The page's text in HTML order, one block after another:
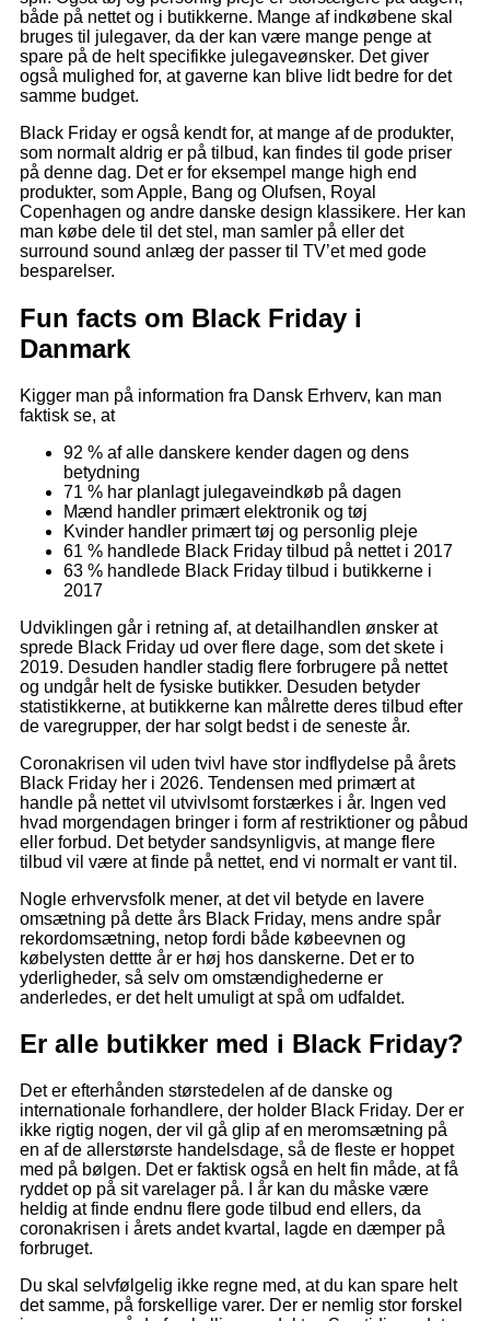
både på nettet og i butikkerne. Mange af indkøbene skal
bruges til julegaver, da der kan være mange penge at
spare på de helt specifikke julegaveønsker. Det giver
også mulighed for, at gaverne kan blive lidt bedre for det
samme budget.
Black Friday er også kendt for, at mange af de produkter,
som normalt aldrig er på tilbud, kan findes til gode priser
på denne dag. Det er for eksempel mange high end
produkter, som Apple, Bang og Olufsen, Royal
Copenhagen og andre danske design klassikere. Her kan
man købe dele til det stel, man samler på eller det
surround sound anlæg der passer til TV’et med gode
besparelser.
Fun facts om Black Friday i
Danmark
Kigger man på information fra Dansk Erhverv, kan man
faktisk se, at
92 % af alle danskere kender dagen og dens
betydning
71 % har planlagt julegaveindkøb på dagen
Mænd handler primært elektronik og tøj
Kvinder handler primært tøj og personlig pleje
61 % handlede Black Friday tilbud på nettet i 2017
63 % handlede Black Friday tilbud i butikkerne i
2017
Udviklingen går i retning af, at detailhandlen ønsker at
sprede Black Friday ud over flere dage, som det skete i
2019. Desuden handler stadig flere forbrugere på nettet
og undgår helt de fysiske butikker. Desuden betyder
statistikkerne, at butikkerne kan målrette deres tilbud efter
de varegrupper, der har solgt bedst i de seneste år.
Coronakrisen vil uden tvivl have stor indflydelse på årets
Black Friday her i 2026. Tendensen med primært at
handle på nettet vil utvivlsomt forstærkes i år. Ingen ved
hvad morgendagen bringer i form af restriktioner og påbud
eller forbud. Det betyder sandsynligvis, at mange flere
tilbud vil være at finde på nettet, end vi normalt er vant til.
Nogle erhvervsfolk mener, at det vil betyde en lavere
omsætning på dette års Black Friday, mens andre spår
rekordomsætning, netop fordi både købeevnen og
købelysten dettte år er høj hos danskerne. Det er to
yderligheder, så selv om omstændighederne er
anderledes, er det helt umuligt at spå om udfaldet.
Er alle butikker med i Black Friday?
Det er efterhånden størstedelen af de danske og
internationale forhandlere, der holder Black Friday. Der er
ikke rigtig nogen, der vil gå glip af en meromsætning på
en af de allerstørste handelsdage, så de fleste er hoppet
med på bølgen. Det er faktisk også en helt fin måde, at få
ryddet op på sit varelager på. I år kan du måske være
heldig at finde endnu flere gode tilbud end ellers, da
coronakrisen i årets andet kvartal, lagde en dæmper på
forbruget.
Du skal selvfølgelig ikke regne med, at du kan spare helt
det samme, på forskellige varer. Der er nemlig stor forskel